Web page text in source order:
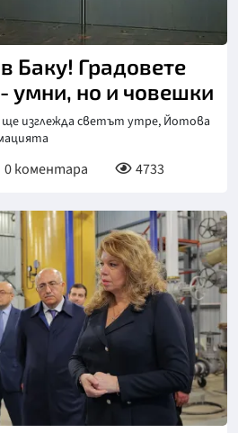
Баку! Градовете
умни, но и човешки
ще изглежда светът утре, Йотова
0коментара 4733